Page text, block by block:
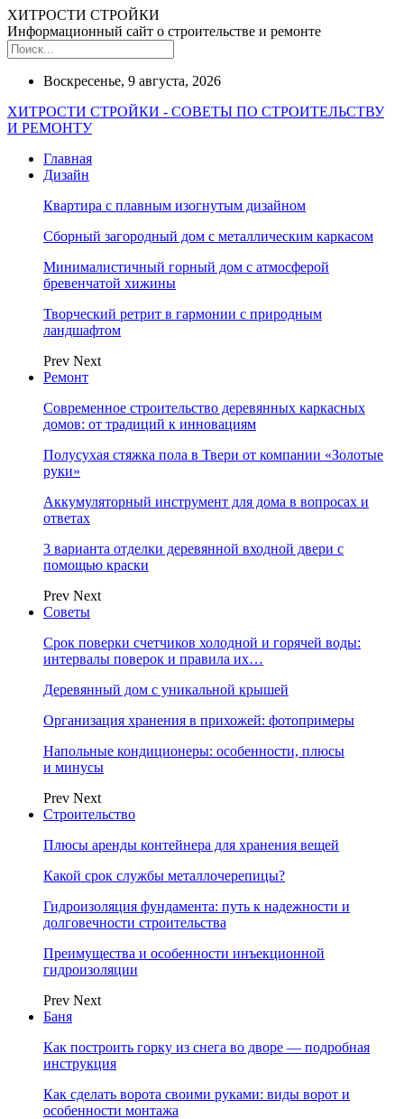
ХИТРОСТИ СТРОЙКИ
Информационный сайт о строительстве и ремонте
Воскресенье, 9 августа, 2026
ХИТРОСТИ СТРОЙКИ - СОВЕТЫ ПО СТРОИТЕЛЬСТВУ
И РЕМОНТУ
Главная
Дизайн
Квартира с плавным изогнутым дизайном
Сборный загородный дом с металлическим каркасом
Минималистичный горный дом с атмосферой
бревенчатой хижины
Творческий ретрит в гармонии с природным
ландшафтом
Prev Next
Ремонт
Современное строительство деревянных каркасных
домов: от традиций к инновациям
Полусухая стяжка пола в Твери от компании «Золотые
руки»
Аккумуляторный инструмент для дома в вопросах и
ответах
3 варианта отделки деревянной входной двери с
помощью краски
Prev Next
Советы
Срок поверки счетчиков холодной и горячей воды:
интервалы поверок и правила их…
Деревянный дом с уникальной крышей
Организация хранения в прихожей: фотопримеры
Напольные кондиционеры: особенности, плюсы
и минусы
Prev Next
Строительство
Плюсы аренды контейнера для хранения вещей
Какой срок службы металлочерепицы?
Гидроизоляция фундамента: путь к надежности и
долговечности строительства
Преимущества и особенности инъекционной
гидроизоляции
Prev Next
Баня
Как построить горку из снега во дворе — подробная
инструкция
Как сделать ворота своими руками: виды ворот и
особенности монтажа